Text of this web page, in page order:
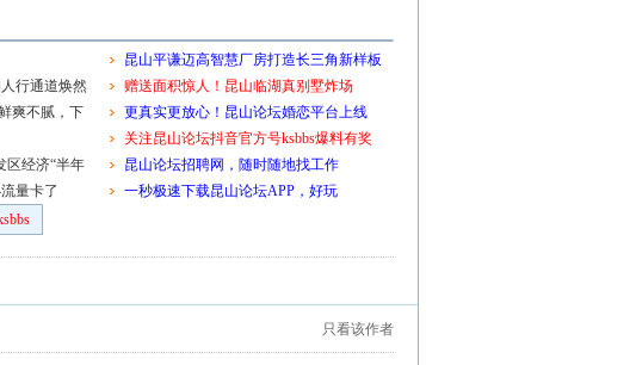
行通道焕然
爽不腻，下
区经济“半年
量卡了
昆山平谦迈高智慧厂房打造长三角新样板
赠送面积惊人！昆山临湖真别墅炸场
更真实更放心！昆山论坛婚恋平台上线
关注昆山论坛抖音官方号ksbbs爆料有奖
昆山论坛招聘网，随时随地找工作
一秒极速下载昆山论坛APP，好玩
只看该作者